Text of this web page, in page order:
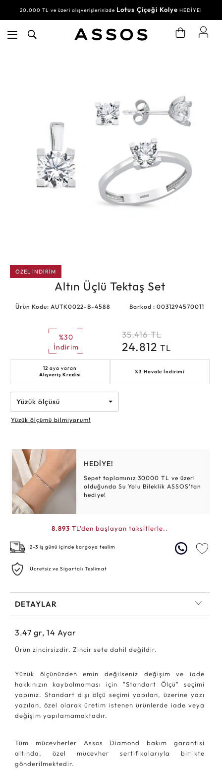
20.000 TL ve üzeri alışverişlerinizde Lotus Çiçeği Kolye HEDİYE!
ÖZEL İNDİRİM
Altın Üçlü Tektaş Set
Ürün Kodu: AUTK0022-B-4588 Barkod : 0031294570011
%30
İndirim
35.416 TL
24.812 TL
12 aya varan
Alışveriş Kredisi
%3 Havale İndirimi
Yüzük ölçüsü
Yüzük ölçümü bilmiyorum!
HEDİYE!
Sepet toplamınız 30000 TL ve üzeri
olduğunda Su Yolu Bileklik ASSOS'tan
hediye!
8.893 TL'den başlayan taksitlerle..
2-3 iş günü içinde kargoya teslim
Ücretsiz ve Sigortalı Teslimat
DETAYLAR
3.47 gr, 14 Ayar
Ürün zincirsizdir. Zincir sete dahil değildir.
Yüzük ölçünüzden emin değilseniz değişim ve iade
hakkınızın kaybolmaması için "Standart Ölçü" seçimi
yapınız. Standart dışı ölçü seçimi yapılan, üzerine yazı
yazılan, özel olarak üretim istenen ürünlerde iade veya
değişim yapılamamaktadır.
Tüm mücevherler Assos Diamond bakım garantisi
altında, özel mücevher sertifikalarıyla birlikte
gönderilmektedir.